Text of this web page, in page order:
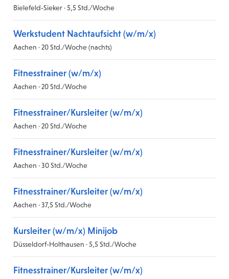
Bielefeld-Sieker · 5,5 Std./Woche
Werkstudent Nachtaufsicht (w/m/x)
Aachen · 20 Std./Woche (nachts)
Fitnesstrainer (w/m/x)
Aachen · 20 Std./Woche
Fitnesstrainer/Kursleiter (w/m/x)
Aachen · 20 Std./Woche
Fitnesstrainer/Kursleiter (w/m/x)
Aachen · 30 Std./Woche
Fitnesstrainer/Kursleiter (w/m/x)
Aachen · 37,5 Std./Woche
Kursleiter (w/m/x) Minijob
Düsseldorf-Holthausen · 5,5 Std./Woche
Fitnesstrainer/Kursleiter (w/m/x)